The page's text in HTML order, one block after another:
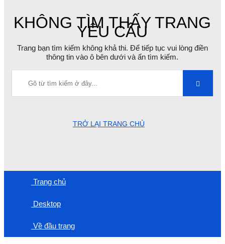
KHÔNG TÌM THẤY TRANG
YÊU CẦU
Trang bạn tìm kiếm không khả thi. Để tiếp tục vui lòng điền
thông tin vào ô bên dưới và ấn tìm kiếm.
TRỞ LẠI TRANG CHỦ
Trang chủ
Desktop
Về đầu trang